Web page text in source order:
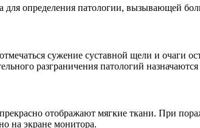
для определения патологии, вызывающей
сужение суставной щели и очаги
разграничения патологий
отображают мягкие ткани. При
на экране монитора.